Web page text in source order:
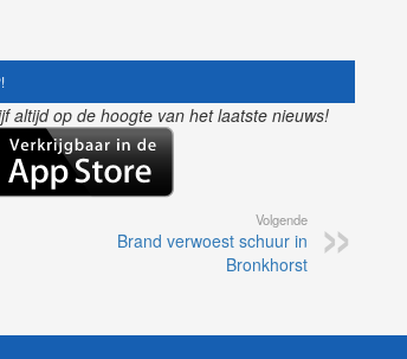
altijd op de hoogte van het laatste nieuws!
Volgende
Brand verwoest schuur in
Bronkhorst